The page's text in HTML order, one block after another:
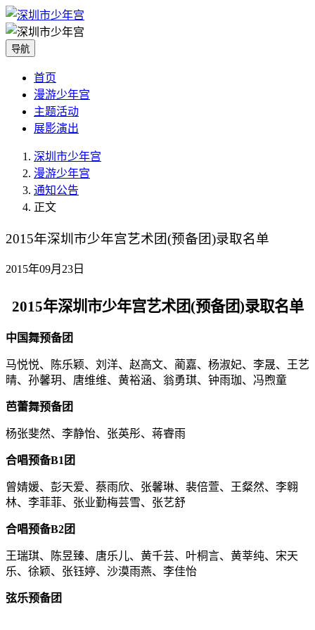
导航
首页
漫游少年宫
主题活动
展影演出
深圳市少年宫
漫游少年宫
通知公告
正文
2015年深圳市少年宫艺术团(预备团)录取名单
2015年09月23日
2015年深圳市少年宫艺术团(预备团)录取名单
中国舞预备团
马悦悦、陈乐颖、刘洋、赵高文、蔺嘉、杨淑妃、李晟、王艺
晴、孙馨玥、唐维维、黄裕涵、翁勇琪、钟雨珈、冯煦童
芭蕾舞预备团
杨张斐然、李静怡、张英彤、蒋睿雨
合唱预备B1 团
曾婧媛、彭天爱、蔡雨欣、张馨琳、裴倍萱、王粲然、李翱
林、李菲菲、张业勤梅芸雪、张艺舒
合唱预备B2团
王瑞琪、陈昱臻、唐乐儿、黄千芸、叶桐言、黄莘纯、宋天
乐、徐颖、张钰婷、沙漠雨燕、李佳怡
弦乐预备团